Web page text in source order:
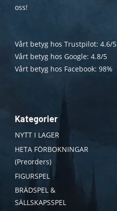
oss!
Vårt betyg hos Trustpilot: 4.6/5
Vårt betyg hos Google: 4.8/5
Vårt betyg hos Facebook: 98%
Kategorier
NYTT I LAGER
HETA FÖRBOKNINGAR
(Preorders)
FIGURSPEL
BRÄDSPEL &
SÄLLSKAPSSPEL